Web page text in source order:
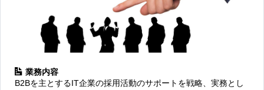
業務内容
B2Bを主とするIT企業の採用活動のサポートを戦略、実務とし